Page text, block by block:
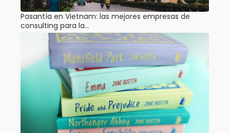
Pasantía en Vietnam: las mejores empresas de
consulting para la…